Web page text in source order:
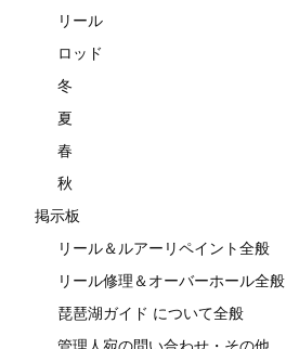
リール
ロッド
冬
夏
春
秋
掲示板
リール＆ルアーリペイント全般
リール修理＆オーバーホール全般
琵琶湖ガイド について全般